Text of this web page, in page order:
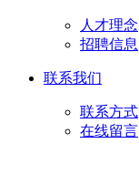
人才理念
招聘信息
联系我们
联系方式
在线留言